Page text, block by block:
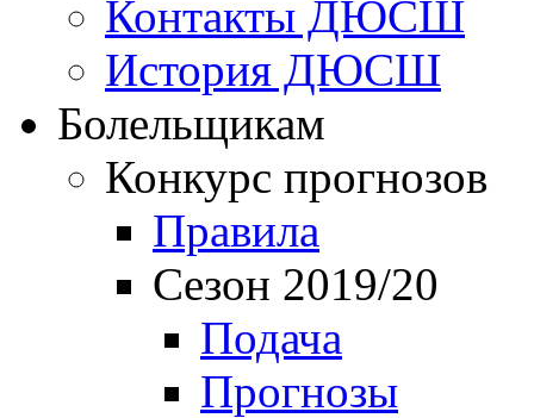
Контакты ДЮСШ
История ДЮСШ
Болельщикам
Конкурс прогнозов
Правила
Сезон 2019/20
Подача
Прогнозы